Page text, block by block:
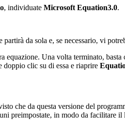
, individuate Microsoft Equation3.0.
da sola e, se necessario, vi
equazione. Una volta terminato,
doppio clic su di essa e riaprire
che da questa versione del
preimpostate, in modo da facilitare